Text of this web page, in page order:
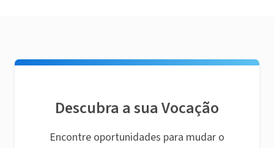
Descubra a sua Vocação
Encontre oportunidades para mudar o